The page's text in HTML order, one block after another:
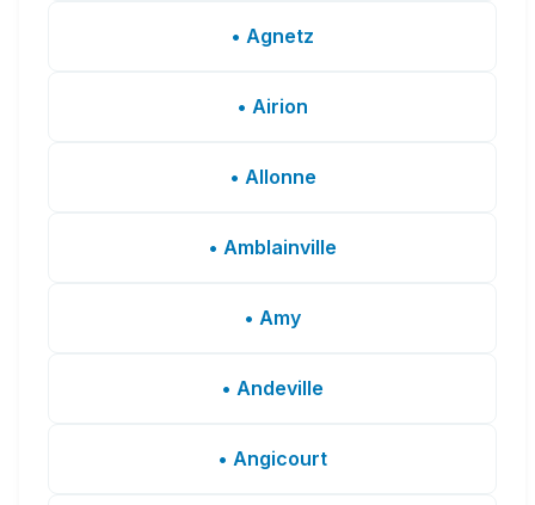
• Agnetz
• Airion
• Allonne
• Amblainville
• Amy
• Andeville
• Angicourt